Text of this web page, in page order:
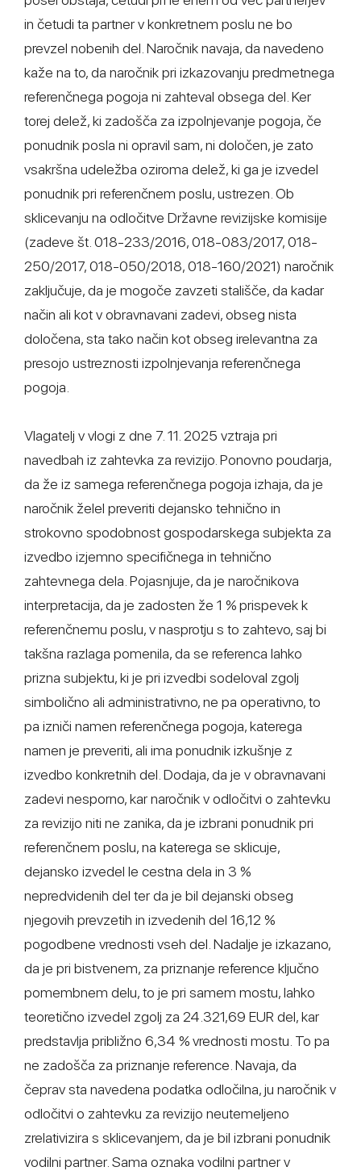
in četudi ta partner v konkretnem poslu ne bo
prevzel nobenih del. Naročnik navaja, da navedeno
kaže na to, da naročnik pri izkazovanju predmetnega
referenčnega pogoja ni zahteval obsega del. Ker
torej delež, ki zadošča za izpolnjevanje pogoja, če
ponudnik posla ni opravil sam, ni določen, je zato
vsakršna udeležba oziroma delež, ki ga je izvedel
ponudnik pri referenčnem poslu, ustrezen. Ob
sklicevanju na odločitve Državne revizijske komisije
(zadeve št. 018-233/2016, 018-083/2017, 018-
250/2017, 018-050/2018, 018-160/2021) naročnik
zaključuje, da je mogoče zavzeti stališče, da kadar
način ali kot v obravnavani zadevi, obseg nista
določena, sta tako način kot obseg irelevantna za
presojo ustreznosti izpolnjevanja referenčnega
pogoja.
Vlagatelj v vlogi z dne 7. 11. 2025 vztraja pri
navedbah iz zahtevka za revizijo. Ponovno poudarja,
da že iz samega referenčnega pogoja izhaja, da je
naročnik želel preveriti dejansko tehnično in
strokovno spodobnost gospodarskega subjekta za
izvedbo izjemno specifičnega in tehnično
zahtevnega dela. Pojasnjuje, da je naročnikova
interpretacija, da je zadosten že 1 % prispevek k
referenčnemu poslu, v nasprotju s to zahtevo, saj bi
takšna razlaga pomenila, da se referenca lahko
prizna subjektu, ki je pri izvedbi sodeloval zgolj
simbolično ali administrativno, ne pa operativno, to
pa izniči namen referenčnega pogoja, katerega
namen je preveriti, ali ima ponudnik izkušnje z
izvedbo konkretnih del. Dodaja, da je v obravnavani
zadevi nesporno, kar naročnik v odločitvi o zahtevku
za revizijo niti ne zanika, da je izbrani ponudnik pri
referenčnem poslu, na katerega se sklicuje,
dejansko izvedel le cestna dela in 3 %
nepredvidenih del ter da je bil dejanski obseg
njegovih prevzetih in izvedenih del 16,12 %
pogodbene vrednosti vseh del. Nadalje je izkazano,
da je pri bistvenem, za priznanje reference ključno
pomembnem delu, to je pri samem mostu, lahko
teoretično izvedel zgolj za 24.321,69 EUR del, kar
predstavlja približno 6,34 % vrednosti mostu. To pa
ne zadošča za priznanje reference. Navaja, da
čeprav sta navedena podatka odločilna, ju naročnik v
odločitvi o zahtevku za revizijo neutemeljeno
zrelativizira s sklicevanjem, da je bil izbrani ponudnik
vodilni partner. Sama oznaka vodilni partner v